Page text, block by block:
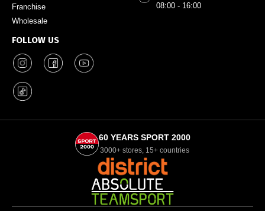
Franchise
Wholesale
FOLLOW US
08:00 - 16:00
60 YEARS SPORT 2000
3000+ stores, 15+ countries